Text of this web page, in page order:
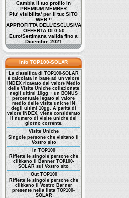
Cambia il tuo profilo in
PREMIUM MEMBER
Piu' visibilita' per il tuo SITO
WEB !!
APPROFITTA DELL'ESCLUSIVA
OFFERTA DI 0,50
Euro/Settimana valida fino a
Dicembre 2021
Info TOP100-SOLAR
La classifica di TOP100-SOLAR
è calcolata in base ad un valore
INDEX ricavato dal valore Medio
delle Visite Uniche collezionate
negli ultimi 10gg + un BONUS
percentuale legato al valore
medio delle visite uniche IN
degli ultimi 10gg. A parità di
valore INDEX, viene considerato
il numero di visite uniche del
giorno corrente.
Visite Uniche
Singole persone che visitano il
Vostro sito
In TOP100
Riflette le singole persone che
clikkano il Banner TOP100-
SOLAR sul Vostro sito
Out TOP100
Riflette le singole persone che
clikkano il Vostro Banner
presente nella lista TOP100-
SOLAR